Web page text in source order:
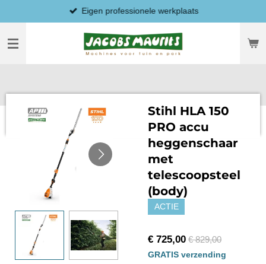
direct
naar
hoofdinhoud
Eigen professionele werkplaats
Stihl HLA 150
PRO accu
heggenschaar
met
telescoopsteel
(body)
ACTIE
€ 725,00 € 829,00
GRATIS verzending